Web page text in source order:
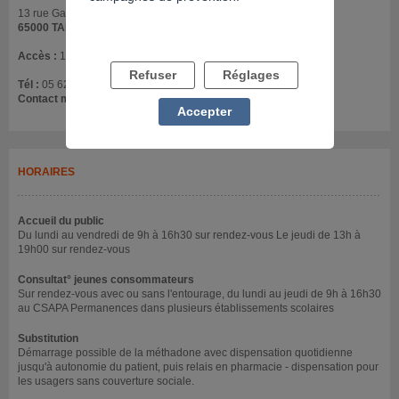
13 rue Gaston Manent
65000 TARBES
Accès : 1er étage
Tél : 05 62 93 66 34
Contact mail :
secretariat@casa65.fr
HORAIRES
Accueil du public
Du lundi au vendredi de 9h à 16h30 sur rendez-vous Le jeudi de 13h à
19h00 sur rendez-vous
Consultat° jeunes consommateurs
Sur rendez-vous avec ou sans l'entourage, du lundi au jeudi de 9h à 16h30
au CSAPA Permanences dans plusieurs établissements scolaires
Substitution
Démarrage possible de la méthadone avec dispensation quotidienne
jusqu'à autonomie du patient, puis relais en pharmacie - dispensation pour
les usagers sans couverture sociale.
Refuser Réglages
Accepter